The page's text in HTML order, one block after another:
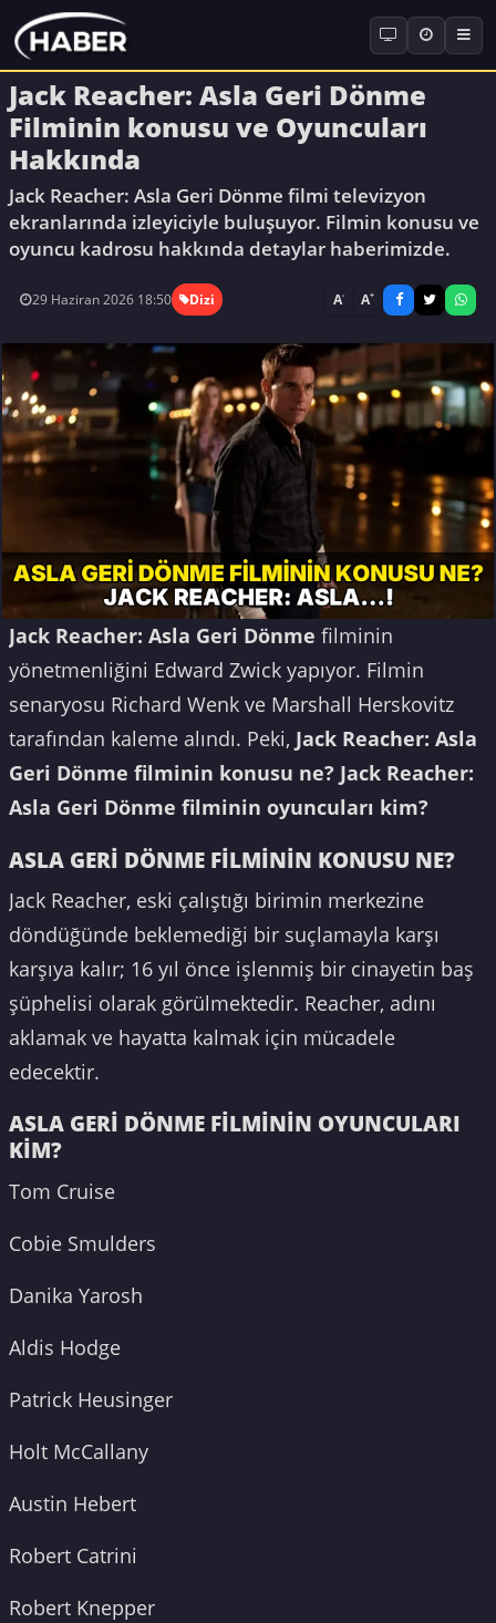
Jack Reacher: Asla Geri Dönme
Filminin konusu ve Oyuncuları
Hakkında
Jack Reacher: Asla Geri Dönme filmi televizyon
ekranlarında izleyiciyle buluşuyor. Filmin konusu ve
oyuncu kadrosu hakkında detaylar haberimizde.
29 Haziran 2026 18:50 Dizi A- A+
Jack Reacher: Asla Geri Dönme filminin
yönetmenliğini Edward Zwick yapıyor. Filmin
senaryosu Richard Wenk ve Marshall Herskovitz
tarafından kaleme alındı. Peki, Jack Reacher: Asla
Geri Dönme filminin konusu ne? Jack Reacher:
Asla Geri Dönme filminin oyuncuları kim?
ASLA GERİ DÖNME FİLMİNİN KONUSU NE?
Jack Reacher, eski çalıştığı birimin merkezine
döndüğünde beklemediği bir suçlamayla karşı
karşıya kalır; 16 yıl önce işlenmiş bir cinayetin baş
şüphelisi olarak görülmektedir. Reacher, adını
aklamak ve hayatta kalmak için mücadele
edecektir.
ASLA GERİ DÖNME FİLMİNİN OYUNCULARI
KİM?
Tom Cruise
Cobie Smulders
Danika Yarosh
Aldis Hodge
Patrick Heusinger
Holt McCallany
Austin Hebert
Robert Catrini
Robert Knepper